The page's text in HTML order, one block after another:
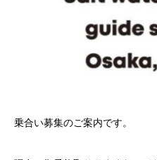
乗合い募集のご案内です。